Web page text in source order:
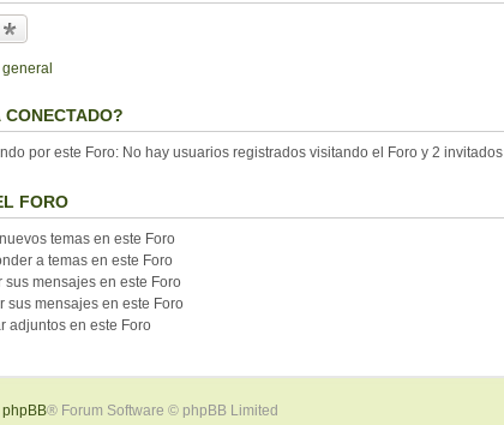
CONECTADO?
por este Foro: No hay usuarios registrados visitando el Foro y 2 invitados
FORO
temas en este Foro
a temas en este Foro
sus mensajes en este Foro
sus mensajes en este Foro
adjuntos en este Foro
phpBB® Forum Software © phpBB Limited